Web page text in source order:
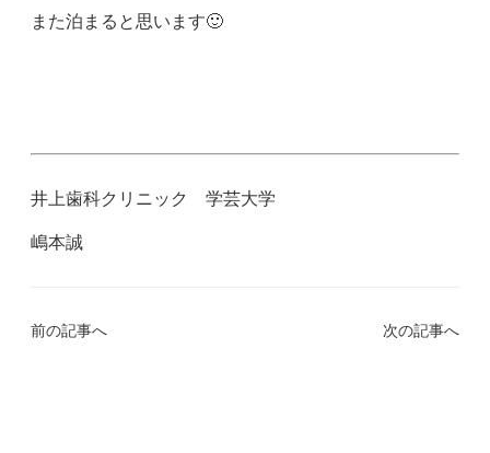
また泊まると思います🙂
井上歯科クリニック 学芸大学
嶋本誠
前の記事へ 次の記事へ